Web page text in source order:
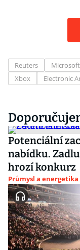
Reuters Microsoft
Xbox
Electronic
Potenciální
nabídku.
hrozí konkurz
Průmysl a energetika